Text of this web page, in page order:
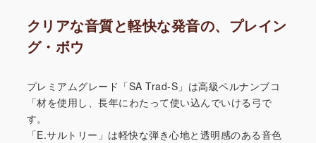
クリアな音質と軽快な発音の、プレイン
グ・ボウ
プレミアムグレード「SA Trad-S」は高級ペルナンブコ
「材を使用し、長年にわたって使い込んでいける弓で
す。
「E.サルトリー」は軽快な弾き心地と透明感のある音色